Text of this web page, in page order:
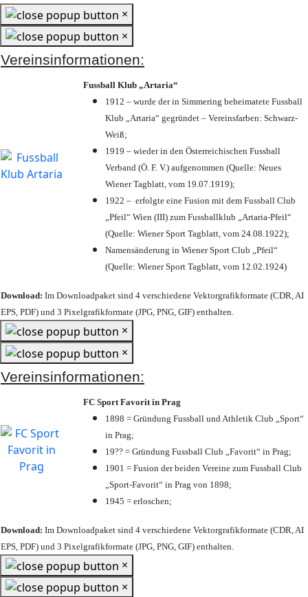
×
×
Vereinsinformationen:
Fussball Klub „Artaria“
1912 – wurde der in Simmering beheimatete Fussball
Klub „Artaria“ gegründet – Vereinsfarben: Schwarz-
Weiß;
1919 – wieder in den Österreichischen Fussball
Verband (Ö. F. V.) aufgenommen (Quelle: Neues
Wiener Tagblatt, vom 19.07.1919);
1922 – erfolgte eine Fusion mit dem Fussball Club
„Pfeil“ Wien (III) zum Fussballklub „Artaria-Pfeil“
(Quelle: Wiener Sport Tagblatt, vom 24.08.1922);
Namensänderung in Wiener Sport Club „Pfeil“
(Quelle: Wiener Sport Tagblatt, vom 12.02.1924)
Download: Im Downloadpaket sind 4 verschiedene Vektorgrafikformate (CDR, AI
EPS, PDF) und 3 Pixelgrafikformate (JPG, PNG, GIF) enthalten.
×
×
Vereinsinformationen:
FC Sport Favorit in Prag
1898 = Gründung Fussball und Athletik Club „Sport“
in Prag;
19?? = Gründung Fussball Club „Favorit“ in Prag;
1901 = Fusion der beiden Vereine zum Fussball Club
„Sport-Favorit“ in Prag von 1898;
1945 = erloschen;
Download: Im Downloadpaket sind 4 verschiedene Vektorgrafikformate (CDR, AI
EPS, PDF) und 3 Pixelgrafikformate (JPG, PNG, GIF) enthalten.
×
×